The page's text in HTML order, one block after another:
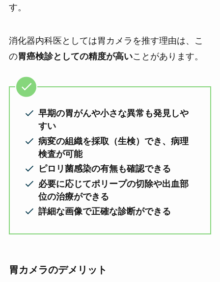
す。
消化器内科医としては胃カメラを推す理由は、こ
の胃癌検診としての精度が高いことがあります。
早期の胃がんや小さな異常も発見しや
すい
病変の組織を採取（生検）でき、病理
検査が可能
ピロリ菌感染の有無も確認できる
必要に応じてポリープの切除や出血部
位の治療ができる
詳細な画像で正確な診断ができる
胃カメラのデメリット